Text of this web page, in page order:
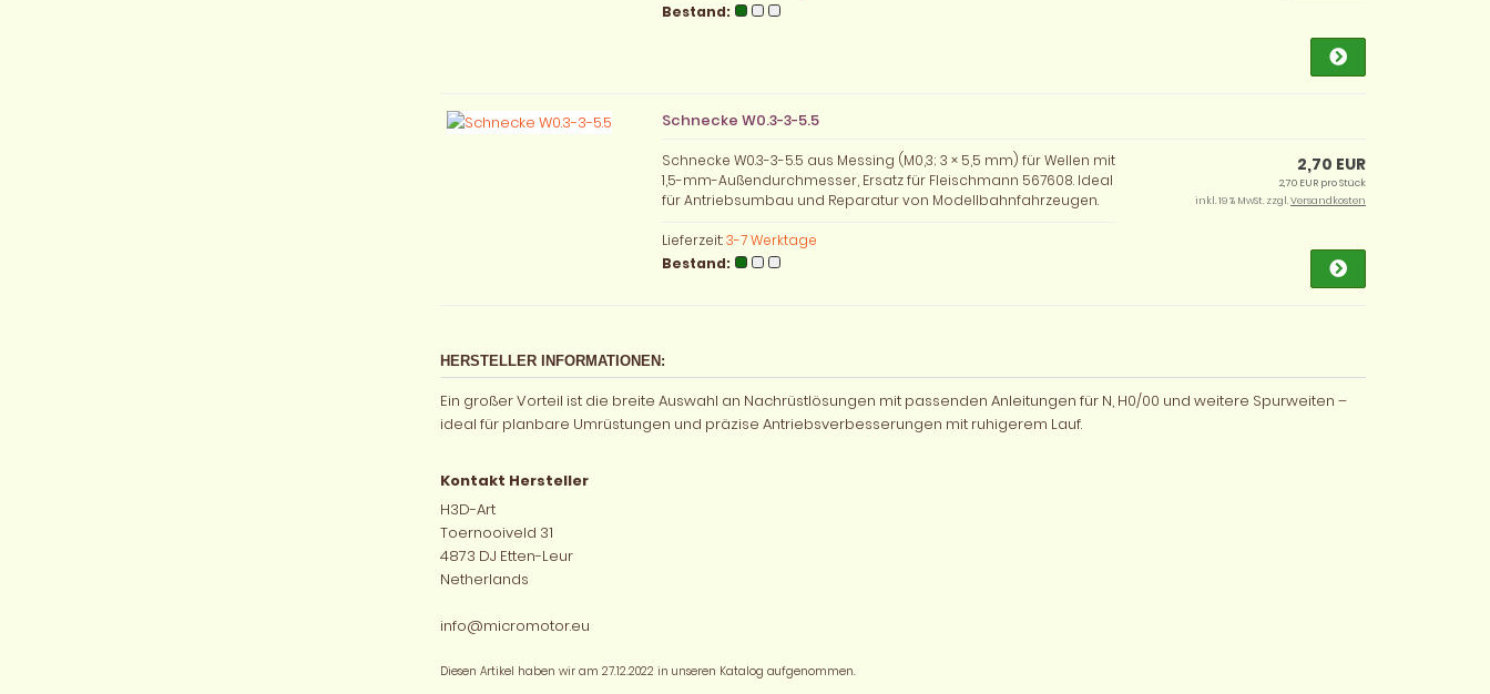
Bestand:
Schnecke W0.3-3-5.5
Schnecke W0.3-3-5.5 aus Messing (M0,3; 3 × 5,5 mm) für Wellen mit
1,5-mm-Außendurchmesser, Ersatz für Fleischmann 567608. Ideal
für Antriebsumbau und Reparatur von Modellbahnfahrzeugen.
Lieferzeit:3-7 Werktage
Bestand:
2,70 EUR
2,70 EUR pro Stück
inkl. 19 % MwSt. zzgl.Versandkosten
HERSTELLER INFORMATIONEN:
Ein großer Vorteil ist die breite Auswahl an Nachrüstlösungen mit passenden Anleitungen für N, H0/00 und weitere Spurweiten –
ideal für planbare Umrüstungen und präzise Antriebsverbesserungen mit ruhigerem Lauf.
Kontakt Hersteller
H3D-Art
Toernooiveld 31
4873 DJ Etten-Leur
Netherlands
info@micromotor.eu
Diesen Artikel haben wir am 27.12.2022 in unseren Katalog aufgenommen.